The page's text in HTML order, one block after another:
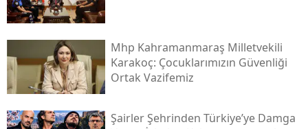
Mhp Kahramanmaraş Milletvekili
Karakoç: Çocuklarımızın Güvenliği
Ortak Vazifemiz
Şairler Şehrinden Türkiye’ye Damga